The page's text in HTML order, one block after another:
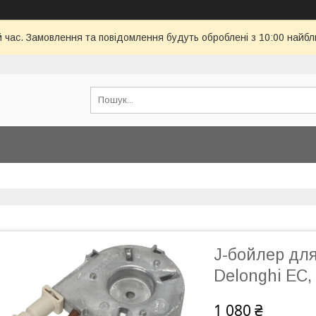
час. Замовлення та повідомлення будуть оброблені з 10:00
J-бойлер
Delonghi
1 080 ₴